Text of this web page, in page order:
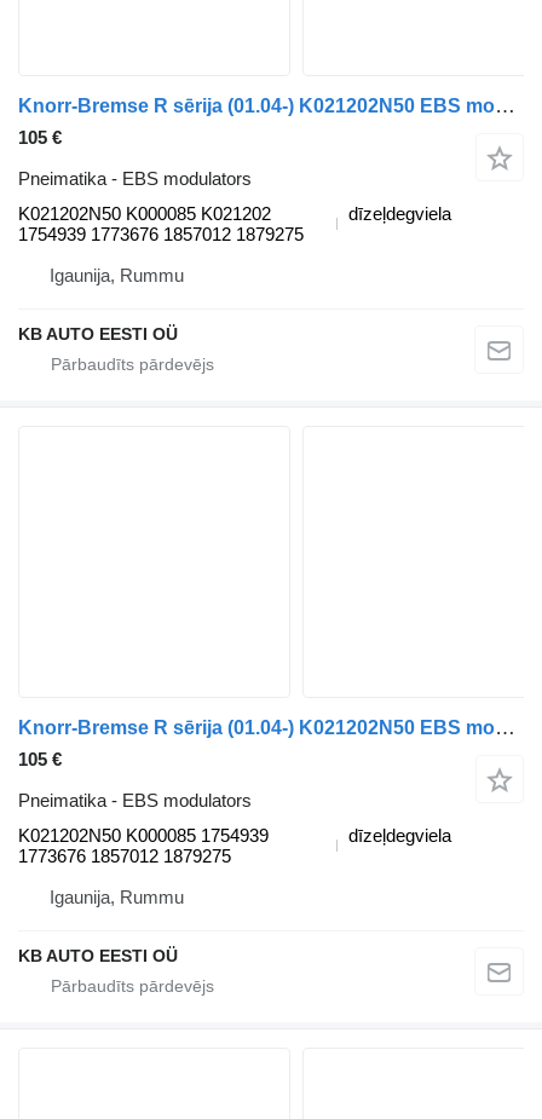
Knorr-Bremse R sērija (01.04-) K021202N50 EBS modulators paredzēts Scania P,G,R,T-series (2004-2017) kravas automašīnas
105 €
Pneimatika - EBS modulators
K021202N50 K000085 K021202
1754939 1773676 1857012 1879275
dīzeļdegviela
Igaunija, Rummu
KB AUTO EESTI OÜ
Knorr-Bremse R sērija (01.04-) K021202N50 EBS modulators paredzēts Scania P,G,R,T-series (2004-2017) kravas automašīnas
105 €
Pneimatika - EBS modulators
K021202N50 K000085 1754939
1773676 1857012 1879275
dīzeļdegviela
Igaunija, Rummu
KB AUTO EESTI OÜ